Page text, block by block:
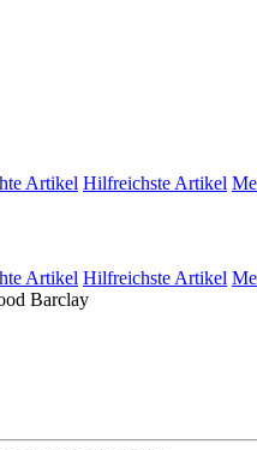
Artikel Hilfreichste Artikel
Artikel Hilfreichste Artikel